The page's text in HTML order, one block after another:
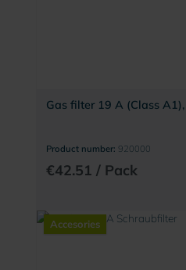
Gas filter 19 A (Class
Product number: 920000
€42.51 / Pack
Accesories